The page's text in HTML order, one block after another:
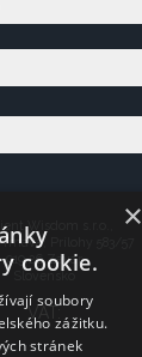
Wisdom s.r.o.,
Prílohy 583/57
919 26 Zavar
Slovensko
×
cookie.
soubory
zážitku.
stránek